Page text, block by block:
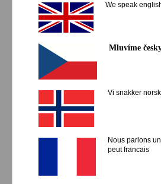
We speak
Mluvíme
Vi snakker norsk
Nous parlons un
peut francais